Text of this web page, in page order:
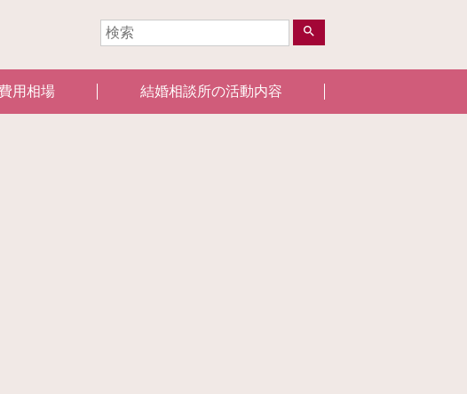
search
用相場 結婚相談所の活動内容